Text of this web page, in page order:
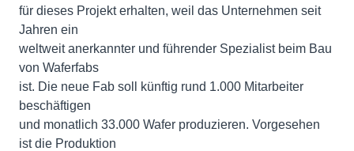
für dieses Projekt erhalten, weil das Unternehmen seit
Jahren ein
weltweit anerkannter und führender Spezialist beim Bau
von Waferfabs
ist. Die neue Fab soll künftig rund 1.000 Mitarbeiter
beschäftigen
und monatlich 33.000 Wafer produzieren. Vorgesehen
ist die Produktion